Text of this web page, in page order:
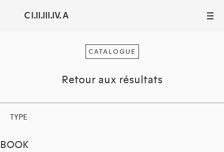
C I.II.III.IV. A III
CATALOGUE
Retour aux résultats
TYPE
BOOK